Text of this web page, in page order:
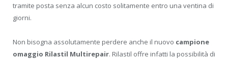
tramite posta senza alcun costo solitamente entro una ventina di
giorni.
Non bisogna assolutamente perdere anche il nuovo campione
omaggio Rilastil Multirepair. Rilastil offre infatti la possibilità di